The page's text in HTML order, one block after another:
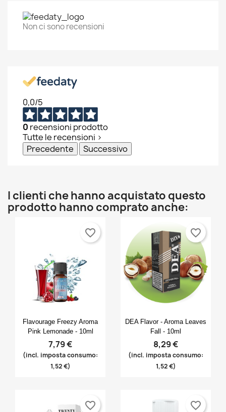
Non ci sono recensioni
0,0/5
0 recensioni prodotto
Tutte le recensioni >
Precedente
Successivo
I clienti che hanno acquistato questo
prodotto hanno comprato anche:
Anteprima
Flavourage Freezy Aroma
Pink Lemonade - 10ml
7,79 €
(incl. imposta consumo:
1,52 €)
favorite_border
Anteprima
DEA Flavor - Aroma Leaves
Fall - 10ml
8,29 €
(incl. imposta consumo:
1,52 €)
favorite_border
favorite_border favorite_border